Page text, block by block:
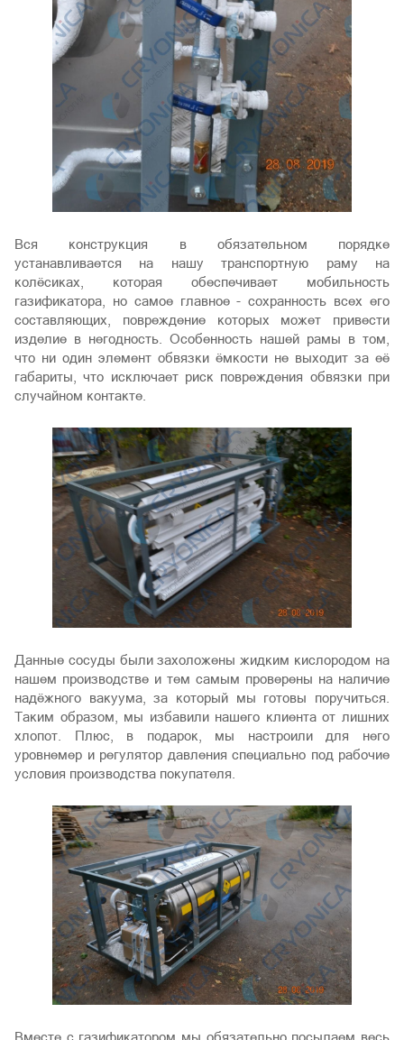
Вся конструкция в обязательном порядке
устанавливается на нашу транспортную раму на
колёсиках, которая обеспечивает мобильность
газификатора, но самое главное - сохранность всех его
составляющих, повреждение которых может привести
изделие в негодность. Особенность нашей рамы в том,
что ни один элемент обвязки ёмкости не выходит за её
габариты, что исключает риск повреждения обвязки при
случайном контакте.
Данные сосуды были захоложены жидким кислородом на
нашем производстве и тем самым проверены на наличие
надёжного вакуума, за который мы готовы поручиться.
Таким образом, мы избавили нашего клиента от лишних
хлопот. Плюс, в подарок, мы настроили для него
уровнемер и регулятор давления специально под рабочие
условия производства покупателя.